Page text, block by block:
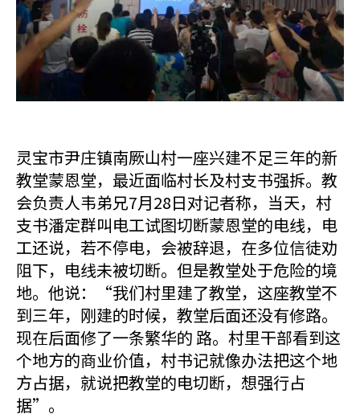
灵宝市尹庄镇南厥山村一座兴建不足三年的新
教堂蒙恩堂，最近面临村长及村支书强拆。教
会负责人韦弟兄7月28日对记者称，当天，村
支书潘定群叫电工试图切断蒙恩堂的电线，电
工还说，若不停电，会被辞退，在多位信徒劝
阻下，电线未被切断。但是教堂处于危险的境
地。他说：“我们村里建了教堂，这座教堂不
到三年，刚建的时候，教堂后面还没有修路。
现在后面修了一条繁华的 路。村里干部看到这
个地方的商业价值，村书记就像办法把这个地
方占据，就说把教堂的电切断，想强行占
据”。